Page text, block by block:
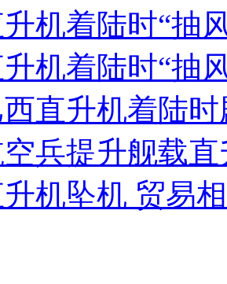
政治霸凌主义
车翻车
机着陆时“抽
机着陆时“抽
直升机着陆
兵提升舰载
机坠机 贸易